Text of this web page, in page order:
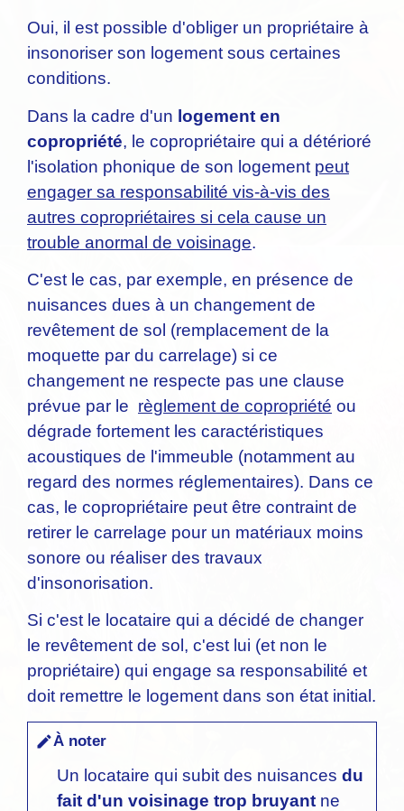
Oui, il est possible d'obliger un propriétaire à
insonoriser son logement sous certaines
conditions.
Dans la cadre d'un logement en
copropriété, le copropriétaire qui a détérioré
l'isolation phonique de son logement peut
engager sa responsabilité vis-à-vis des
autres copropriétaires si cela cause un
trouble anormal de voisinage.
C'est le cas, par exemple, en présence de
nuisances dues à un changement de
revêtement de sol (remplacement de la
moquette par du carrelage) si ce
changement ne respecte pas une clause
prévue par le règlement de copropriété ou
dégrade fortement les caractéristiques
acoustiques de l'immeuble (notamment au
regard des normes réglementaires). Dans ce
cas, le copropriétaire peut être contraint de
retirer le carrelage pour un matériaux moins
sonore ou réaliser des travaux
d'insonorisation.
Si c'est le locataire qui a décidé de changer
le revêtement de sol, c'est lui (et non le
propriétaire) qui engage sa responsabilité et
doit remettre le logement dans son état initial.
editÀ noter
Un locataire qui subit des nuisances du
fait d'un voisinage trop bruyant ne